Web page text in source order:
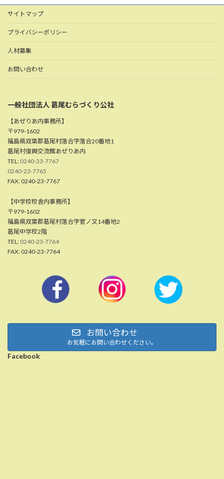
サイトマップ
プライバシーポリシー
人材募集
お問い合わせ
一般社団法人 葛尾むらづくり公社
【あぜりあ内事務所】
〒979-1602
福島県双葉郡葛尾村落合字落合20番地1
葛尾村復興交流館あぜりあ内
TEL: 0240-23-7767
0240-23-7765
FAX: 0240-23-7767
【中学校校舎内事務所】
〒979-1602
福島県双葉郡葛尾村落合字菅ノ又14番地2
葛尾中学校2階
TEL: 0240-23-7764
FAX: 0240-23-7764
お問い合わせ
お気軽にお問い合わせください。
Facebook